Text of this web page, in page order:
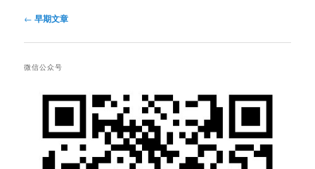
文
导
航
← 早期文章
微信公众号